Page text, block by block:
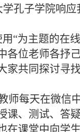
学孔子学院响
“为主题的在
各位老师各抒
家共同探讨寻
师每天在微信
课、测试、答
在课堂中向学